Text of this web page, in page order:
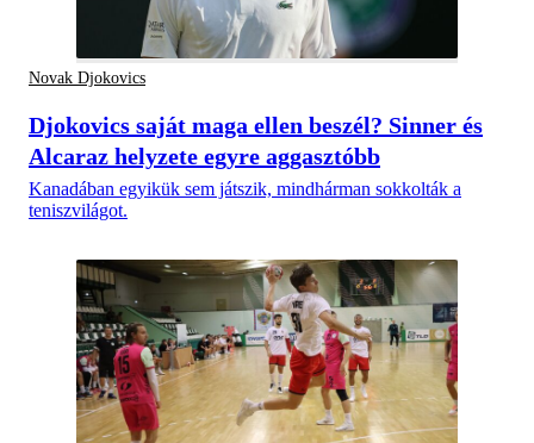
Novak Djokovics
Djokovics saját maga ellen beszél? Sinner és
Alcaraz helyzete egyre aggasztóbb
Kanadában egyikük sem játszik, mindhárman sokkolták a
teniszvilágot.